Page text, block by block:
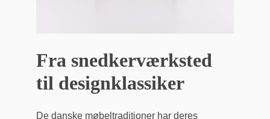
Fra snedkerværksted
til designklassiker
De danske møbeltraditioner har deres